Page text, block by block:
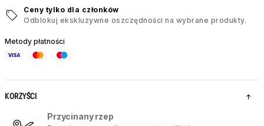
Ceny tylko dla członków
Odblokuj ekskluzywne oszczędności na wybrane produkty.
Metody płatności
KORZYŚCI
Przycinany rzep